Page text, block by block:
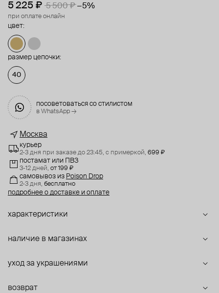
5 225 ₽ 5 500 ₽ −5%
при оплате онлайн
цвет:
размер цепочки:
40
посоветоваться со стилистом
в WhatsApp →
Москва
курьер
2-3 дня при заказе до 23:45, с примеркой, 699 ₽
постамат или ПВЗ
3-12 дней, от 199 ₽
самовывоз из Poison Drop
2-3 дня, бесплатно
подробнее о доставке и оплате
характеристики
наличие в магазинах
уход за украшениями
возврат